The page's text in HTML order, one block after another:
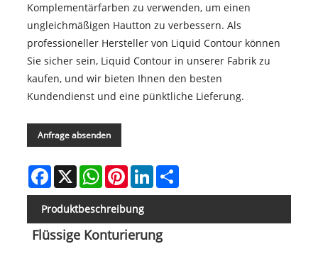
Komplementärfarben zu verwenden, um einen
ungleichmäßigen Hautton zu verbessern. Als
professioneller Hersteller von Liquid Contour können
Sie sicher sein, Liquid Contour in unserer Fabrik zu
kaufen, und wir bieten Ihnen den besten
Kundendienst und eine pünktliche Lieferung.
Anfrage absenden
Facebook
X WhatsAppPinterestLinkedInShare
Produktbeschreibung
Flüssige Konturierung